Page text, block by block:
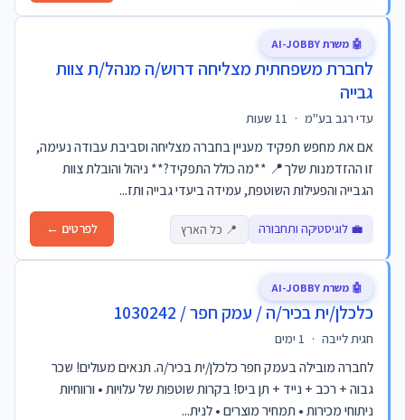
לחברת משפחתית מצליחה דרוש/ה מנהל/ת צוות
גבייה
עדי רגב בע"מ ·
אם את מחפש תפקיד מעניין בחברה מצליחה וסביבת עבודה נעימה,
זו ההזדמנות שלך📍 **מה כולל התפקיד?** ניהול והובלת צוות
הגבייה והפעילות השוטפת, עמידה ביעדי גבייה ותז...
💼 לוגיסטיקה ותחבורה 📍 כל הארץ לפרטים ←
🤖 משרת AI-JOBBY
כלכלן/ית בכיר/ה / עמק חפר / 1030242
חגית לייבה ·
לחברה מובילה בעמק חפר כלכלן/ית בכיר/ה. תנאים מעולים! שכר
גבוה + רכב + נייד + תן ביס! בקרות שוטפות של עלויות • ורווחיות
ניתוחי מכירות • תמחיר מוצרים • לנית...
🤖 משרת AI-JOBBY